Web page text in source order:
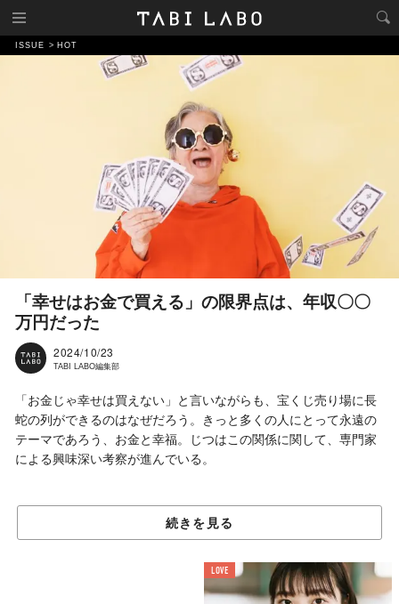
ISSUE HOT
「幸せはお金で買える」の限界点は、年収〇〇
万円だった
2024/10/23
TABI LABO編集部
「お金じゃ幸せは買えない」と言いながらも、宝くじ売り場に長
蛇の列ができるのはなぜだろう。きっと多くの人にとって永遠の
テーマであろう、お金と幸福。じつはこの関係に関して、専門家
による興味深い考察が進んでいる。
年収と幸福度の関係
科学的なデータが示すこと
英経済誌「The Telegraph」によると、2010年に心理学者ダニエ
ル・カーネマン氏と経済学者アンガス・ディートン氏がおこなっ
続きを見る
LOVE